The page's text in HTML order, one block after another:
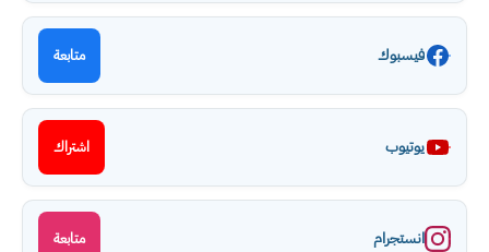
فيسبوك متابعة
يوتيوب اشتراك
انستجرام متابعة